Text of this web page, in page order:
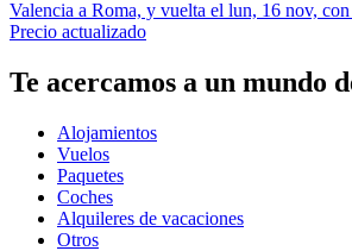
Valencia a Roma, y vuelta el lun, 16 nov,
Precio actualizado
Te acercamos a un mundo
Alojamientos
Vuelos
Paquetes
Coches
Alquileres de vacaciones
Otros